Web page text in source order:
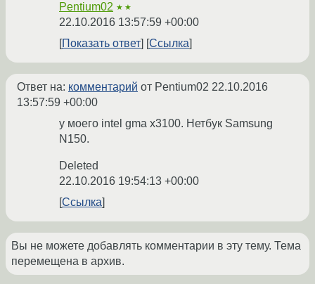
Pentium02 ★★
22.10.2016 13:57:59 +00:00
Показать ответ
Ссылка
Ответ на: комментарий от Pentium02 22.10.2016
13:57:59 +00:00
у моего intel gma x3100. Нетбук Samsung
N150.
Deleted
22.10.2016 19:54:13 +00:00
Ссылка
Вы не можете добавлять комментарии в эту тему. Тема
перемещена в архив.